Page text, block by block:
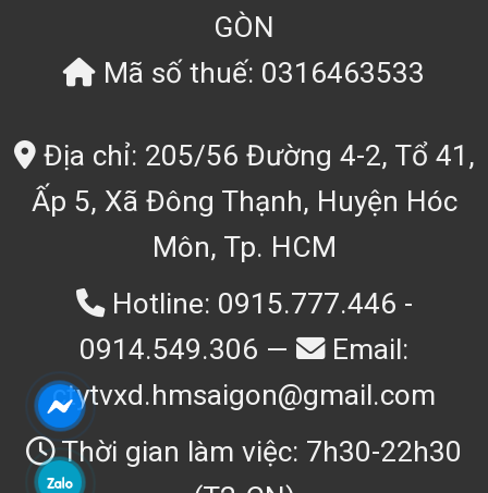
GÒN
Mã số thuế: 0316463533
Địa chỉ: 205/56 Đường 4-2, Tổ 41,
Ấp 5, Xã Đông Thạnh, Huyện Hóc
Môn, Tp. HCM
Hotline: 0915.777.446 -
0914.549.306 —
Email:
ctytvxd.hmsaigon@gmail.com
Thời gian làm việc: 7h30-22h30